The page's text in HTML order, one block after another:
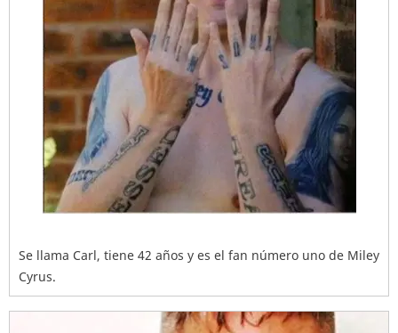
Se llama Carl, tiene 42 años y es el fan número uno de Miley
Cyrus.